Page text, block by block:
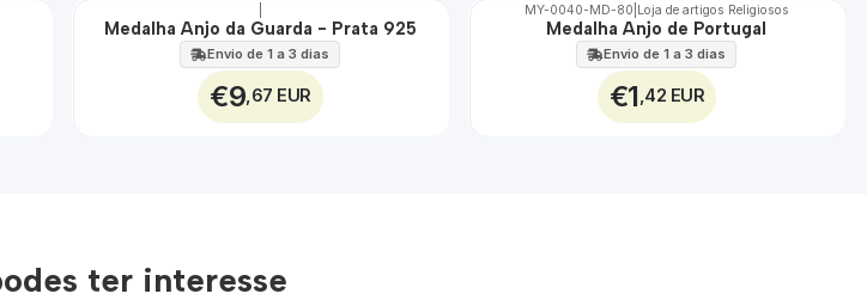
🇵🇹
Medalha Anjo da Guarda - Prata 925
Envio de 1 a 3 dias
€9 ,67 EUR
MY-0040-MD-80 Loja de artigos Religiosos
Medalha Anjo de Portugal
Envio de 1 a 3 dias
€1 ,42 EUR
ter interesse